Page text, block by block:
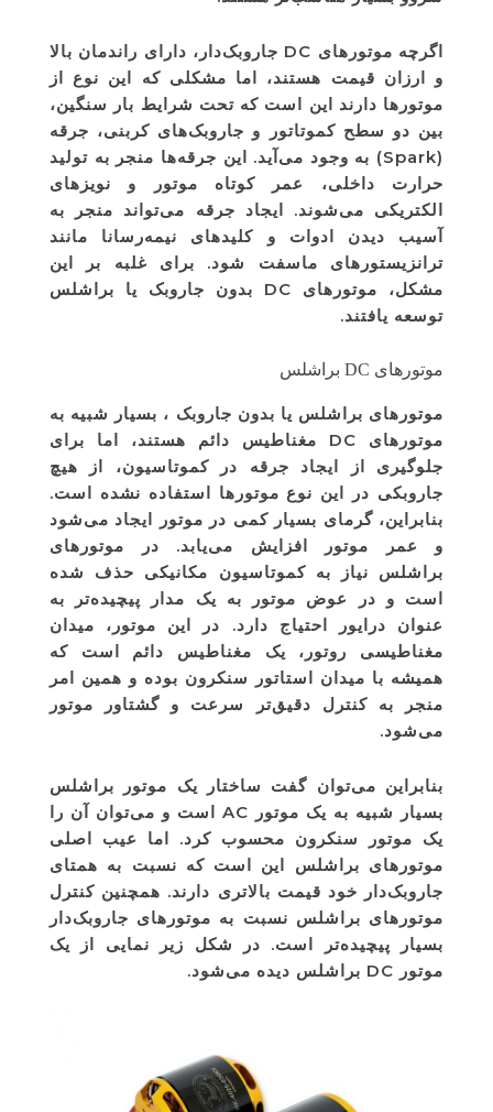
اگرچه موتورهای DC جاروبک‌دار، دارای راندمان بالا
و ارزان قیمت هستند، اما مشکلی که این نوع از
موتورها دارند این است که تحت شرایط بار سنگین،
بین دو سطح کموتاتور و جاروبک‌های کربنی، جرقه
(Spark) به وجود می‌آید. این جرقه‌ها منجر به تولید
حرارت داخلی، عمر کوتاه موتور و نویز‌های
الکتریکی می‌شوند. ایجاد جرقه می‌تواند منجر به
آسیب دیدن ادوات و کلیدهای نیمه‌رسانا مانند
ترانزیستورهای ماسفت شود. برای غلبه بر این
مشکل، موتورهای DC بدون جاروبک یا براشلس
توسعه یافتند.
موتورهای DC براشلس
موتورهای براشلس یا بدون جاروبک ، بسیار شبیه به
موتورهای DC مغناطیس دائم هستند، اما برای
جلوگیری از ایجاد جرقه‌ در کموتاسیون، از هیچ
جاروبکی در این نوع موتورها استفاده نشده است.
بنابراین، گرمای بسیار کمی در موتور ایجاد می‌شود
و عمر موتور افزایش می‌یابد. در موتورهای
براشلس نیاز به کموتاسیون مکانیکی حذف شده
است و در عوض موتور به یک مدار پیچیده‌تر به
عنوان درایور احتیاج دارد. در این موتور، میدان
مغناطیسی روتور، یک مغناطیس دائم است که
همیشه با میدان استاتور سنکرون بوده و همین امر
منجر به کنترل دقیق‌تر سرعت و گشتاور موتور
می‌شود.
بنابراین می‌توان گفت ساختار یک موتور براشلس
بسیار شبیه به یک موتور AC است و می‌توان آن را
یک موتور سنکرون محسوب کرد. اما عیب اصلی
موتورهای براشلس این است که نسبت به همتای
جاروبک‌دار خود قیمت بالاتری دارند. همچنین کنترل
موتورهای براشلس نسبت به موتورهای جاروبک‌دار
بسیار پیچیده‌تر است. در شکل زیر نمایی از یک
موتور DC براشلس دیده می‌شود.